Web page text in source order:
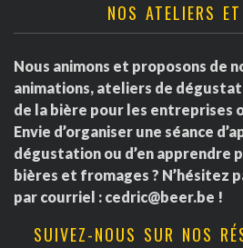
NOS ATELIERS
Nous animons et proposons de
animations, ateliers de
de la bière pour les entreprises
Envie d’organiser une séance
dégustation ou d’en apprendre
bières et fromages ? N’hésitez
par courriel : cedric@beer.be !
SUIVEZ-NOUS SUR NOS